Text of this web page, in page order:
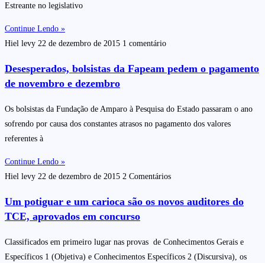
Estreante no legislativo
Continue Lendo »
Hiel levy 22 de dezembro de 2015 1 comentário
Desesperados, bolsistas da Fapeam pedem o pagamento
de novembro e dezembro
Os bolsistas da Fundação de Amparo à Pesquisa do Estado passaram o ano
sofrendo por causa dos constantes atrasos no pagamento dos valores
referentes à
Continue Lendo »
Hiel levy 22 de dezembro de 2015 2 Comentários
Um potiguar e um carioca são os novos auditores do
TCE, aprovados em concurso
Classificados em primeiro lugar nas provas de Conhecimentos Gerais e
Específicos 1 (Objetiva) e Conhecimentos Específicos 2 (Discursiva), os